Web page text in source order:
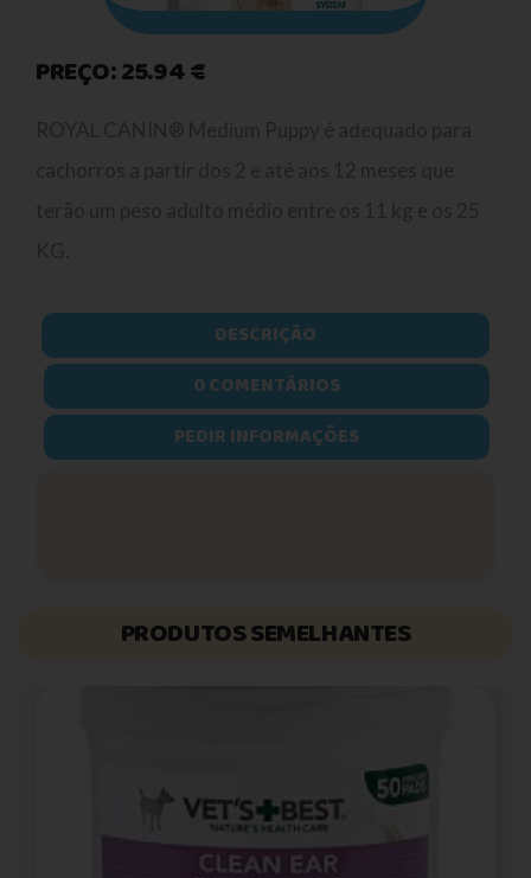
PREÇO: 25.94 €
DESCRIÇÃO
0 COMENTÁRIOS
PEDIR INFORMAÇÕES
PRODUTOS SEMELHANTES